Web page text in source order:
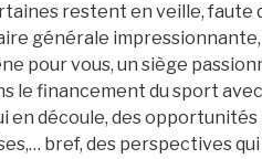
restent en veille, faute
générale
pour vous, un siège
le financement du sport
en découle, des
bref, des perspectives